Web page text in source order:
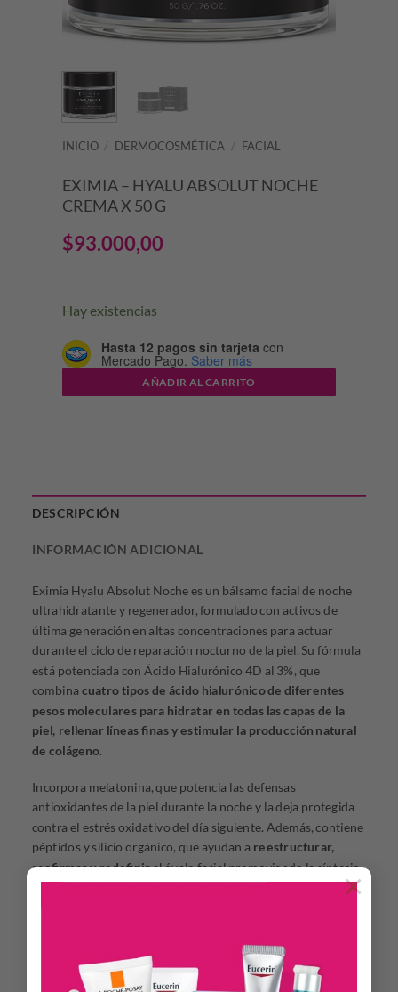
×
INICIO / DERMOCOSMÉTICA / FACIAL
EXIMIA – HYALU ABSOLUT NOCHE
CREMA X 50 G
$93.000,00
Hay existencias
Hasta 12 pagos sin tarjeta con
Mercado Pago. Saber más
AÑADIR AL CARRITO
DESCRIPCIÓN
INFORMACIÓN ADICIONAL
Eximia Hyalu Absolut Noche es un bálsamo facial de noche
ultrahidratante y regenerador, formulado con activos de
última generación en altas concentraciones para actuar
durante el ciclo de reparación nocturno de la piel. Su fórmula
está potenciada con Ácido Hialurónico 4D al 3%, que
combina cuatro tipos de ácido hialurónico de diferentes
pesos moleculares para hidratar en todas las capas de la
piel, rellenar líneas finas y estimular la producción natural
de colágeno
Incorpora melatonina, que potencia las defensas
antioxidantes de la piel durante la noche y la deja protegida
contra el estrés oxidativo del día siguiente. Además, contiene
péptidos y silicio orgánico, que ayudan a reestructurar,
reafirmar y redefinirel óvalo facial promoviendo la síntesis
de colágeno y elastina. La fórmula se completa con alantoína
calmante, omegas 3, 6 y 9 para nutrir profundamente, una
Este tratamiento nocturno es ideal para
pieles